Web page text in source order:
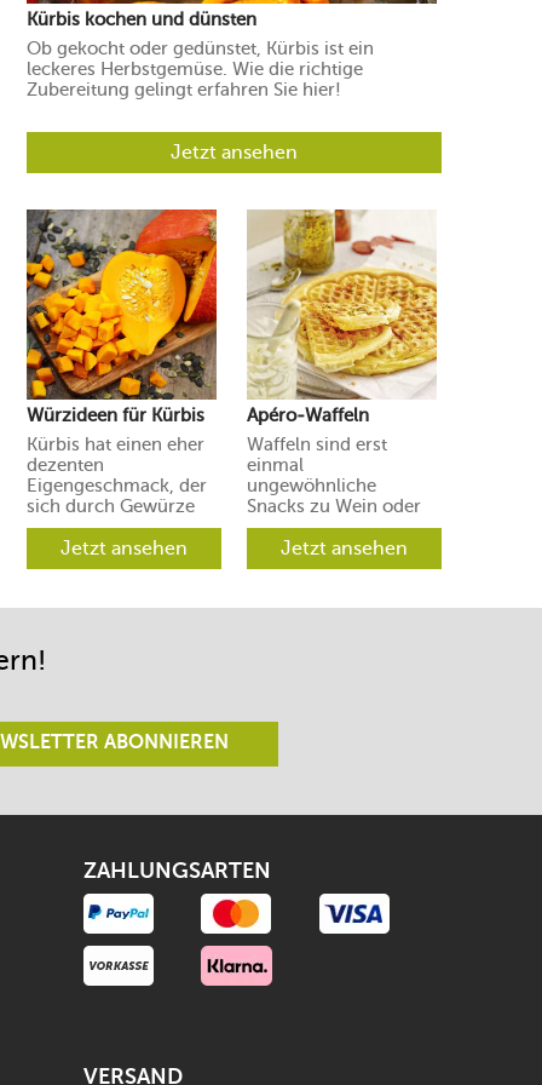
Kürbis kochen und dünsten
Ob gekocht oder gedünstet, Kürbis ist ein
leckeres Herbstgemüse. Wie die richtige
Zubereitung gelingt erfahren Sie hier!
Jetzt ansehen
Würzideen für Kürbis
Kürbis hat einen eher
dezenten
Eigengeschmack, der
sich durch Gewürze
und Aromen leicht in
verschiedene
Richtungen lenken
Jetzt ansehen
Apéro-Waffeln
Waffeln sind erst
einmal
ungewöhnliche
Snacks zu Wein oder
Prosecco. Ihre Gäste
werden aber
begeistert sein.
Jetzt ansehen
ABONNIEREN
ZAHLUNGSARTEN
VERSAND